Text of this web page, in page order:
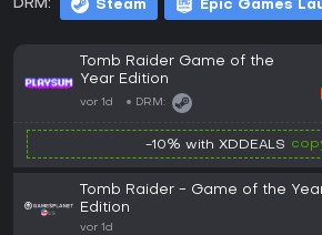
DRM: Steam Epic Games
Tomb Raider Game of the
Year Edition
vor 1d DRM:
-10% with XDDEALS
Tomb Raider - Game of the
Edition
vor 1d